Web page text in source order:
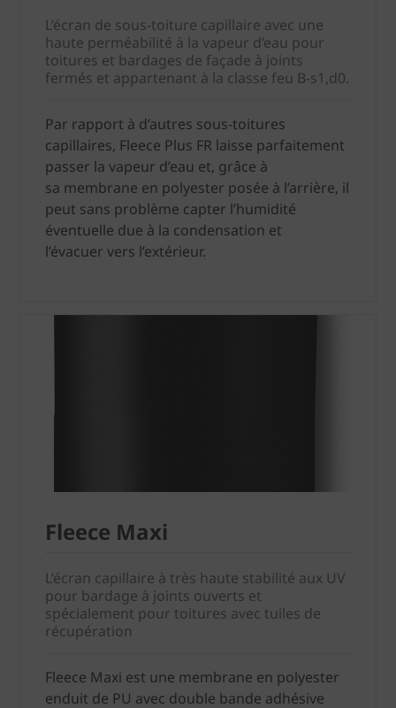
L’écran de sous-toiture capillaire avec une
haute perméabilité à la vapeur d’eau pour
toitures et bardages de façade à joints
fermés et appartenant à la classe feu B-s1,d0.
Par rapport à d’autres sous-toitures
capillaires, Fleece Plus FR laisse parfaitement
passer la vapeur d’eau et, grâce à
sa membrane en polyester posée à l’arrière, il
peut sans problème capter l’humidité
éventuelle due à la condensation et
l’évacuer vers l’extérieur.
Fleece Maxi
L’écran capillaire à très haute stabilité aux UV
pour bardage à joints ouverts et
spécialement pour toitures avec tuiles de
récupération
Fleece Maxi est une membrane en polyester
enduit de PU avec double bande adhésive